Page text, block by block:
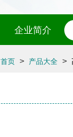
企业简介
首页 > 产品大全 >